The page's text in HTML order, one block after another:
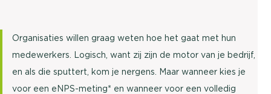
Organisaties willen graag weten hoe het gaat met hun
medewerkers. Logisch, want zij zijn de motor van je bedrijf,
en als die sputtert, kom je nergens. Maar wanneer kies je
voor een eNPS-meting* en wanneer voor een volledig